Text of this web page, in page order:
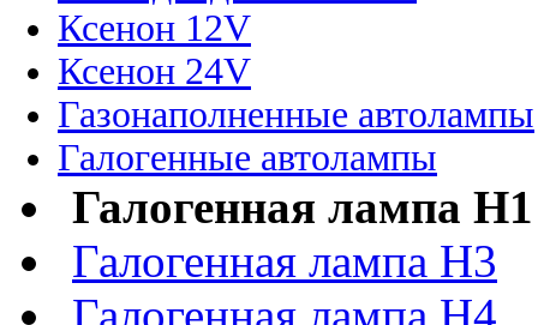
Ксенон 12V
Ксенон 24V
Газонаполненные автолампы
Галогенные автолампы
Галогенная лампа H1
Галогенная лампа H3
Галогенная лампа H4